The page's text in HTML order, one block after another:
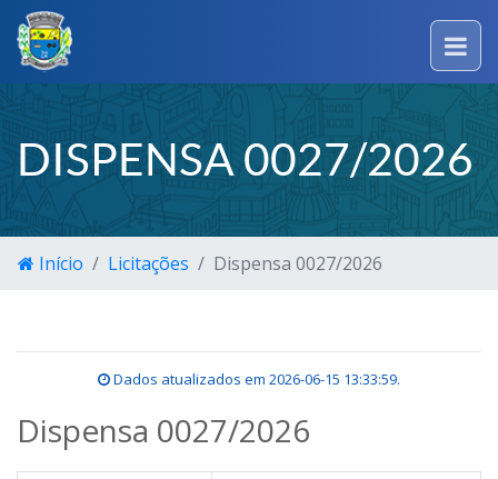
DISPENSA 0027/2026
Início Licitações Dispensa 0027/2026
Dados atualizados em 2026-06-15 13:33:59.
Dispensa 0027/2026